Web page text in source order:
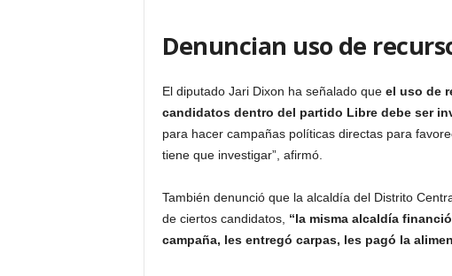
Denuncian uso de
El diputado Jari Dixon ha señalado que el uso de
candidatos dentro del partido Libre debe ser
para hacer campañas políticas directas para
tiene que investigar”, afirmó.
También denunció que la alcaldía del Distrito
de ciertos candidatos, “la misma alcaldía
campaña, les entregó carpas, les pagó la